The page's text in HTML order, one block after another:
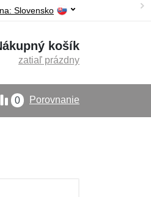
Slovensko
košík
zatiaľ prázdny
0 Porovnanie